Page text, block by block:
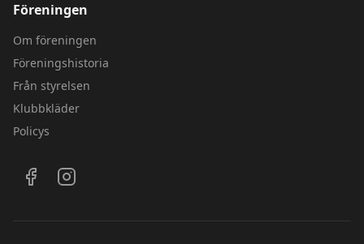
Föreningen
Om föreningen
Föreningshistoria
Från styrelsen
Klubbkläder
Policys
Följ oss på sociala medier